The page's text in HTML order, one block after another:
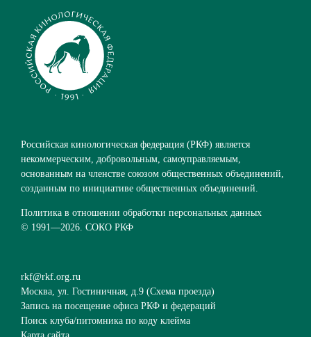
Российская кинологическая федерация (РКФ) является
некоммерческим, добровольным, самоуправляемым,
основанным на членстве союзом общественных объединений,
созданным по инициативе общественных объединений.
Политика в отношении обработки персональных данных
© 1991—2026. СОКО РКФ
rkf@rkf.org.ru
Москва, ул. Гостиничная, д.9 (Схема проезда)
Запись на посещение офиса РКФ и федераций
Поиск клуба/питомника по коду клейма